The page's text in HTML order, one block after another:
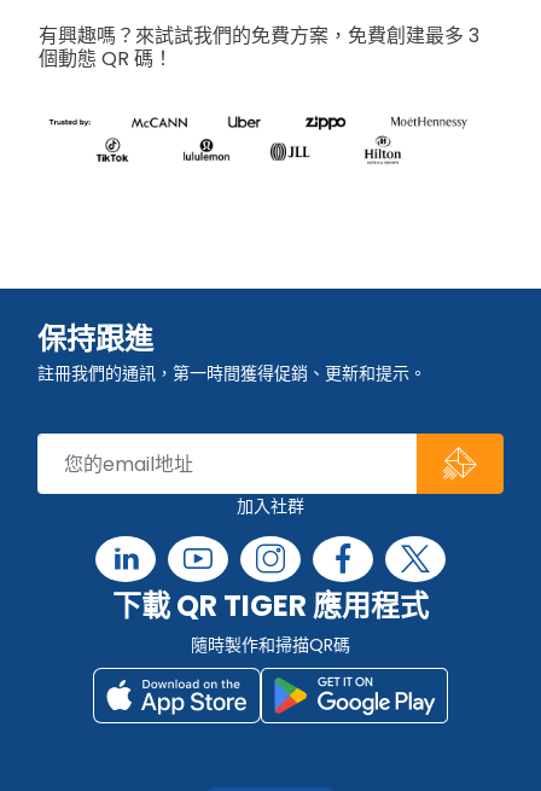
有興趣嗎？來試試我們的免費方案，免費創建最多 3
個動態 QR 碼！
保持跟進
註冊我們的通訊，第一時間獲得促銷、更新和提示。
加入社群
下載 QR TIGER 應用程式
隨時製作和掃描QR碼